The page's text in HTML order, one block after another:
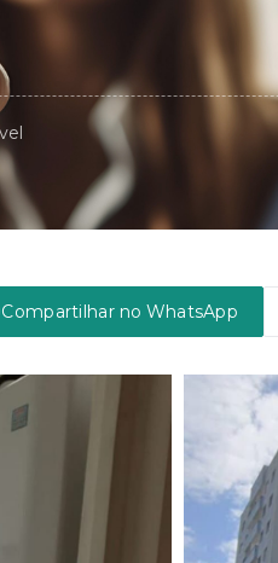
Compartilhar no WhatsApp